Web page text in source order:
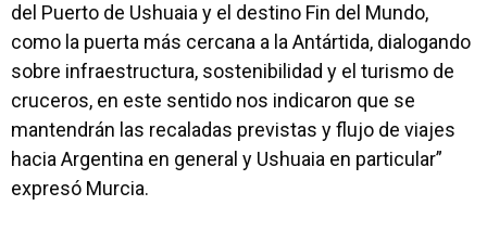
del Puerto de Ushuaia y el destino Fin del Mundo,
como la puerta más cercana a la Antártida, dialogando
sobre infraestructura, sostenibilidad y el turismo de
cruceros, en este sentido nos indicaron que se
mantendrán las recaladas previstas y flujo de viajes
hacia Argentina en general y Ushuaia en particular”
expresó Murcia.